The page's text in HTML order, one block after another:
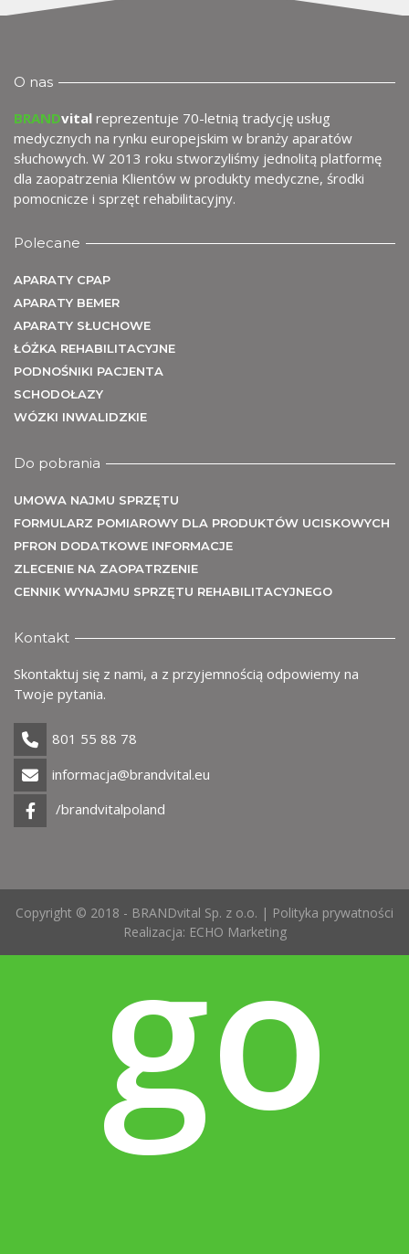
O nas
BRANDvital reprezentuje 70-letnią tradycję usług
medycznych na rynku europejskim w branży aparatów
słuchowych. W 2013 roku stworzyliśmy jednolitą platformę
dla zaopatrzenia Klientów w produkty medyczne, środki
pomocnicze i sprzęt rehabilitacyjny.
Polecane
APARATY CPAP
APARATY BEMER
APARATY SŁUCHOWE
ŁÓŻKA REHABILITACYJNE
PODNOŚNIKI PACJENTA
SCHODOŁAZY
WÓZKI INWALIDZKIE
Do pobrania
UMOWA NAJMU SPRZĘTU
FORMULARZ POMIAROWY DLA PRODUKTÓW UCISKOWYCH
PFRON DODATKOWE INFORMACJE
ZLECENIE NA ZAOPATRZENIE
CENNIK WYNAJMU SPRZĘTU REHABILITACYJNEGO
Kontakt
Skontaktuj się z nami, a z przyjemnością odpowiemy na
Twoje pytania.
801 55 88 78
informacja@brandvital.eu
/brandvitalpoland
Copyright © 2018 - BRANDvital Sp. z o.o. | Polityka prywatności
Realizacja: ECHO Marketing
go